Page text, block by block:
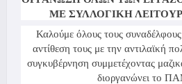
ΜΕ ΣΥΛΛΟΓΙΚΗ
Καλούμε όλους τους
αντίθεση τους με την αντιλαϊκή
συγκυβέρνηση συμμετέχοντας
διοργανώνει το